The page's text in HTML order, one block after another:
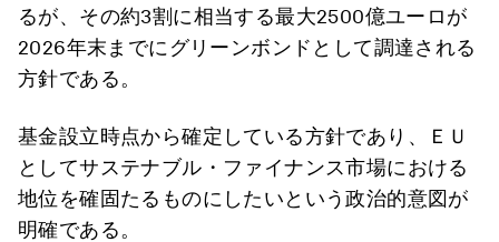
るが、その約3割に相当する最大2500億ユーロが
2026年末までにグリーンボンドとして調達される
方針である。
基金設立時点から確定している方針であり、ＥＵ
としてサステナブル・ファイナンス市場における
地位を確固たるものにしたいという政治的意図が
明確である。